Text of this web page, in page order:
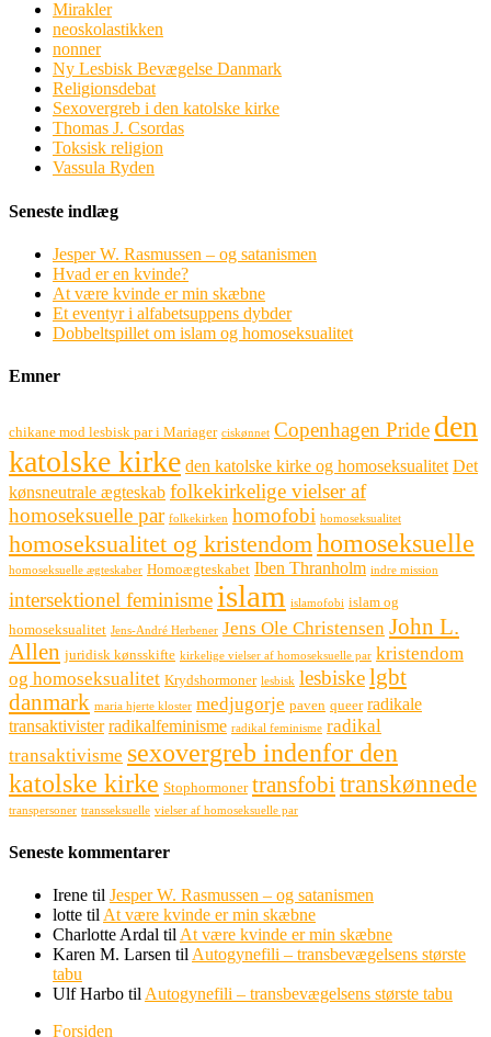
Mirakler
neoskolastikken
nonner
Ny Lesbisk Bevægelse Danmark
Religionsdebat
Sexovergreb i den katolske kirke
Thomas J. Csordas
Toksisk religion
Vassula Ryden
Seneste indlæg
Jesper W. Rasmussen – og satanismen
Hvad er en kvinde?
At være kvinde er min skæbne
Et eventyr i alfabetsuppens dybder
Dobbeltspillet om islam og homoseksualitet
Emner
chikane mod lesbisk par i Mariager ciskønnet Copenhagen Pride den
katolske kirke den katolske kirke og homoseksualitet Det
kønsneutrale ægteskab folkekirkelige vielser af
homoseksuelle par folkekirken homofobi homoseksualitet
homoseksualitet og kristendomhomoseksuelle
homoseksuelle ægteskaber Homoægteskabet Iben Thranholm indre mission
intersektionel feminisme islam islamofobi islam og
homoseksualitet Jens-André Herbener Jens Ole Christensen John L.
Allen juridisk kønsskifte kirkelige vielser af homoseksuelle par kristendom
og homoseksualitet Krydshormoner lesbisk lesbiskelgbt
danmark maria hjerte kloster medjugorje paven queer radikale
transaktivister radikalfeminisme radikal feminisme radikal
transaktivisme sexovergreb indenfor den
katolske kirke Stophormoner transfobi transkønnede
transpersoner transseksuelle vielser af homoseksuelle par
Seneste kommentarer
Irene til Jesper W. Rasmussen – og satanismen
lotte til At være kvinde er min skæbne
Charlotte Ardal til At være kvinde er min skæbne
Karen M. Larsen til Autogynefili – transbevægelsens største
tabu
Ulf Harbo til Autogynefili – transbevægelsens største tabu
Forsiden